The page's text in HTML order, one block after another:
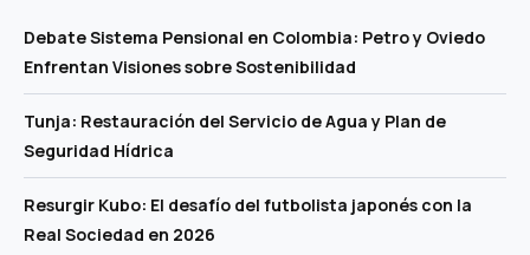
Debate Sistema Pensional en Colombia: Petro y Oviedo
Enfrentan Visiones sobre Sostenibilidad
Tunja: Restauración del Servicio de Agua y Plan de
Seguridad Hídrica
Resurgir Kubo: El desafío del futbolista japonés con la
Real Sociedad en 2026